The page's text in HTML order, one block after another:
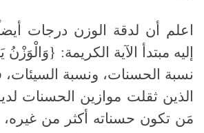
اعلم أن لدقة الوزن درجات
إليه مبتدأ الآية الكريمة:
نسبة الحسنات، ونسبة السيئات،
الذين ثقلت موازين الحسنات
مَن تكون حسناته أكثر من غيره،